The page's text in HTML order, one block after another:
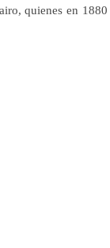
quienes en